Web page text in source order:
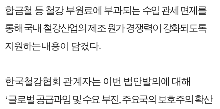
합금철 등 철강 부원료에 부과되는 수입 관세 면제를
통해 국내 철강산업의 제조 원가 경쟁력이 강화되도록
지원하는내용이 담겼다.
한국철강협회 관계자는 이번 법안발의에 대해
‘글로벌 공급과잉 및 수요 부진,주요국의 보호주의 확산